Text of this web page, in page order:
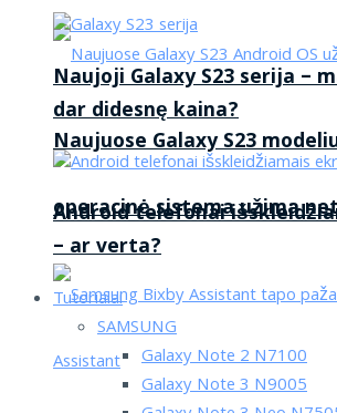
Naujuose Galaxy S23
operacinė sistema užima
Naujoji Galaxy S23 serija –
dar didesnę kaina?
Android telefonai
– ar verta?
Tutorialai
SAMSUNG
Galaxy Note 2 N7100
Galaxy Note 3 N9005